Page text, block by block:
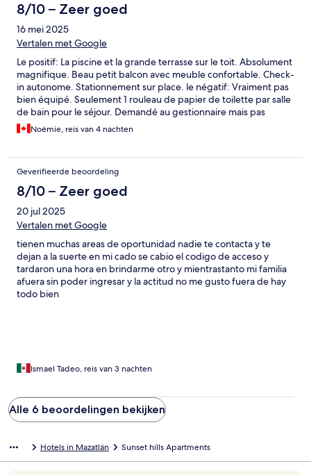
8/10 – Zeer goed
16 mei 2025
Vertalen met Google
Le positif: La piscine et la grande terrasse sur le toit. Absolument
magnifique. Beau petit balcon avec meuble confortable. Check-
in autonome. Stationnement sur place. le négatif: Vraiment pas
bien équipé. Seulement 1 rouleau de papier de toilette par salle
de bain pour le séjour. Demandé au gestionnaire mais pas
possible d'en laisser en bas. Pas de poubelle dans la
cuisine...Poêle qui fonctionne très mal. Plutôt difficile de rentrer
Noémie, reis van 4 nachten
Geverifieerde beoordeling
8/10 – Zeer goed
20 jul 2025
Vertalen met Google
tienen muchas areas de oportunidad nadie te contacta y te
dejan a la suerte en mi cado se cabio el codigo de acceso y
tardaron una hora en brindarme otro y mientrastanto mi familia
afuera sin poder ingresar y la actitud no me gusto fuera de hay
todo bien
Ismael Tadeo, reis van 3 nachten
Alle 6 beoordelingen bekijken
Hotels in Mazatlán Sunset hills Apartments